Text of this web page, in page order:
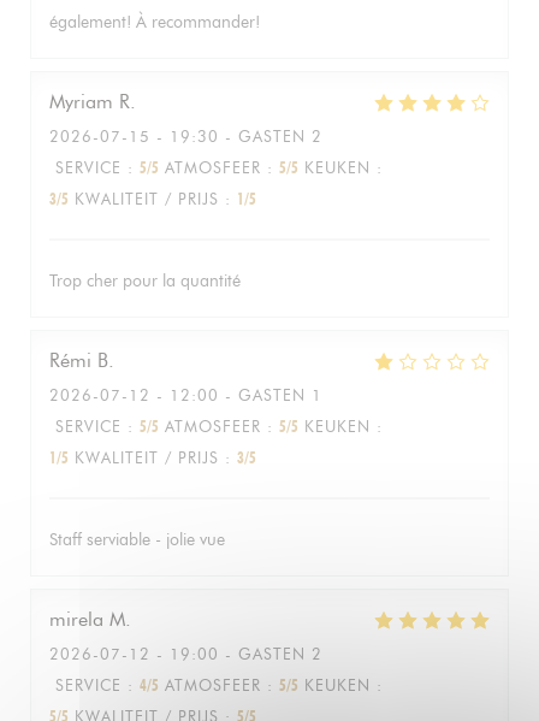
également! À recommander!
Myriam R
2026-07-15 - 19:30 - GASTEN 2
SERVICE : 5/5 ATMOSFEER : 5/5 KEUKEN :
3/5 KWALITEIT / PRIJS : 1/5
Trop cher pour la quantité
Rémi B
2026-07-12 - 12:00 - GASTEN 1
SERVICE : 5/5 ATMOSFEER : 5/5 KEUKEN :
1/5 KWALITEIT / PRIJS : 3/5
Staff serviable - jolie vue
mirela M
2026-07-12 - 19:00 - GASTEN 2
SERVICE : 4/5 ATMOSFEER : 5/5 KEUKEN :
5/5 KWALITEIT / PRIJS : 5/5